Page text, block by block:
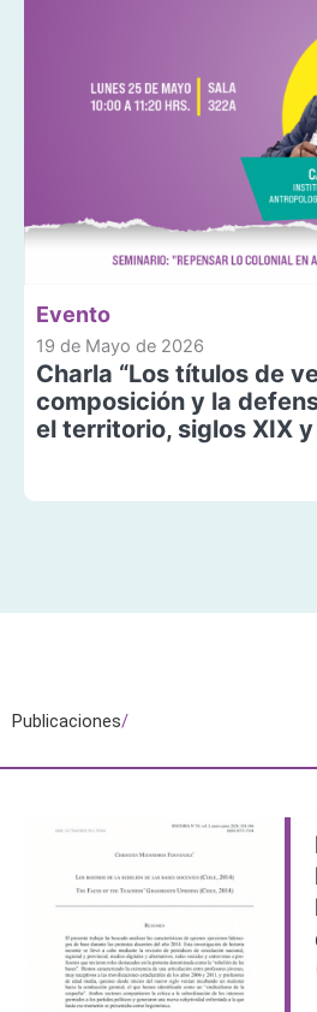
Evento
19 de Mayo de 2026
Charla “Los títulos de
composición y la
el territorio, siglos XIX y
Publicaciones/